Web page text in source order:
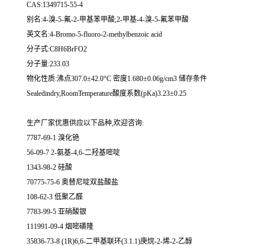
CAS:1349715-55-4
别名:4-溴-5-氟-2-甲基苯甲酸;2-甲基-4-溴-5-氟苯甲酸
英文名:4-Bromo-5-fluoro-2-methylbenzoic acid
分子式:C8H6BrFO2
分子量:233.03
物化性质:沸点307.0±42.0°C 密度1.680±0.06g/cm3 储存条件
Sealedindry,RoomTemperature酸度系数(pKa)3.23±0.25
生产厂家优惠供应以下品种,欢迎咨询:
7787-69-1 溴化铯
56-09-7 2-氨基-4,6-二羟基嘧啶
1343-98-2 硅酸
70775-75-6 奥替尼啶双盐酸盐
108-62-3 低聚乙醛
7783-99-5 亚硝酸银
111991-09-4 烟嘧磺隆
35836-73-8 (1R)6,6-二甲基联环(3.1.1)庚烷-2-烯-2-乙醇